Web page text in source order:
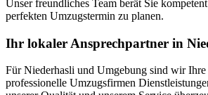
Unser freundliches Team berät Sie
perfekten Umzugstermin zu planen.
Ihr lokaler Ansprechpartner in
Für Niederhasli und Umgebung sind wir Ihre
professionelle Umzugsfirmen